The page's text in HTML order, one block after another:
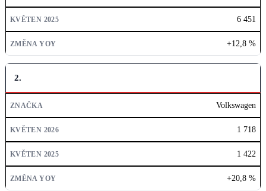
KVĚTEN 2025
ZMĚNA YOY
6 451
+12,8 %
2.
Volkswagen
1 718
1 422
+20,8 %